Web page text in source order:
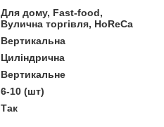
Для дому, Fast-food,
Вулична торгівля, HoReCa
Вертикальна
Циліндрична
Вертикальне
6-10 (шт)
Так